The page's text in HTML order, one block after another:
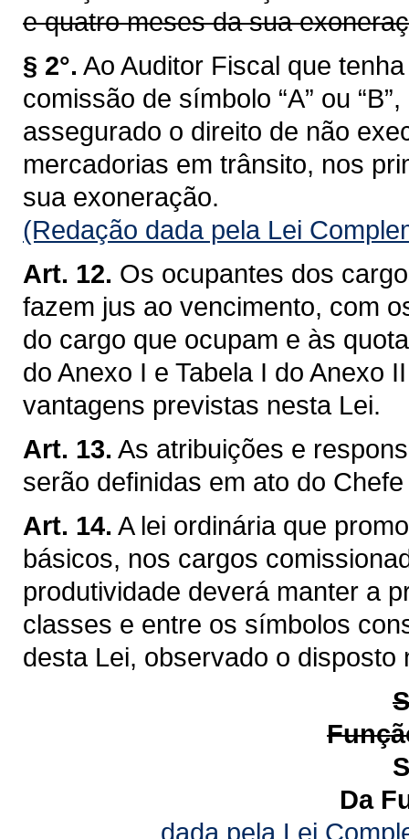
e quatro meses da sua
§ 2°. Ao Auditor Fiscal que
comissão de símbolo “A” ou
assegurado o direito de não
mercadorias em trânsito, nos
sua exoneração.
(Redação dada pela Lei
Art. 12. Os ocupantes dos
fazem jus ao vencimento, com
do cargo que ocupam e às
do Anexo I e Tabela I do Anexo
vantagens previstas nesta Lei.
Art. 13. As atribuições e
serão definidas em ato do
Art. 14. A lei ordinária que
básicos, nos cargos
produtividade deverá manter a
classes e entre os símbolos
desta Lei, observado o disposto
Da Função de
dada pela Lei